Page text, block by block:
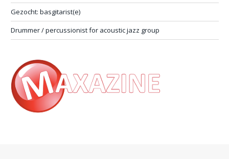
Gezocht: basgitarist(e)
Drummer / percussionist for acoustic jazz group